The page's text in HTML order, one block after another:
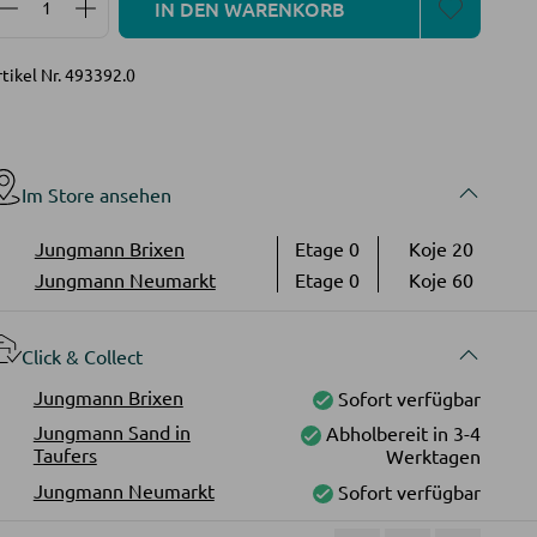
IN DEN WARENKORB
Nr. 493392.0
Im Store ansehen
Jungmann Brixen Etage 0
Koje 20
Jungmann Neumarkt
Etage 0 Koje 60
Click & Collect
Jungmann Brixen
Sofort verfügbar
Jungmann Sand in
Taufers
Abholbereit in 3-4
Werktagen
Jungmann Neumarkt
Sofort verfügbar